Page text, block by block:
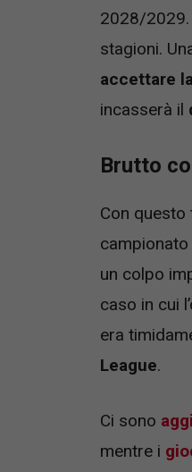
2028/2029.
stagioni.
accettare
incasserà il
Brutto
Con questo
campionato
un colpo
caso in cui
era
League.
Ci sono
mentre i